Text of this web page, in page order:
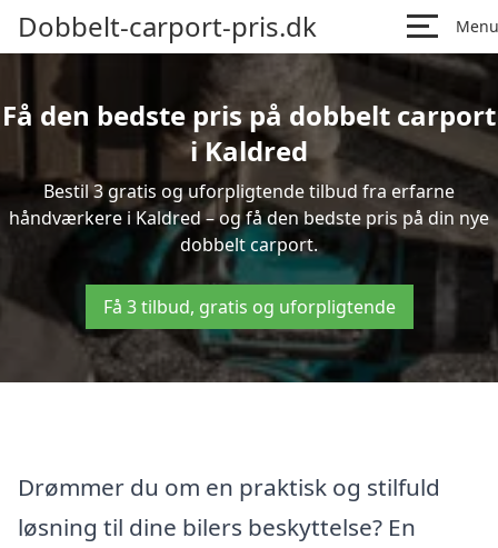
Dobbelt-carport-pris.dk Menu
Få den bedste pris på dobbelt carport
i Kaldred
Bestil 3 gratis og uforpligtende tilbud fra erfarne
håndværkere i Kaldred – og få den bedste pris på din nye
dobbelt carport.
Få 3 tilbud, gratis og uforpligtende
Drømmer du om en praktisk og stilfuld
løsning til dine bilers beskyttelse? En